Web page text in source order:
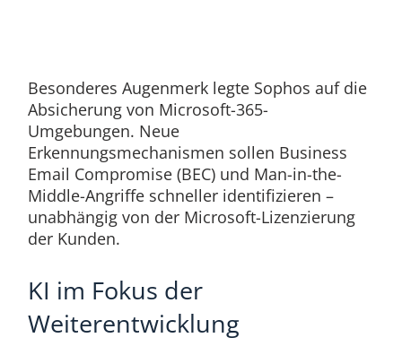
Besonderes Augenmerk legte Sophos auf die
Absicherung von Microsoft-365-
Umgebungen. Neue
Erkennungsmechanismen sollen Business
Email Compromise (BEC) und Man-in-the-
Middle-Angriffe schneller identifizieren –
unabhängig von der Microsoft-Lizenzierung
der Kunden.
KI im Fokus der
Weiterentwicklung